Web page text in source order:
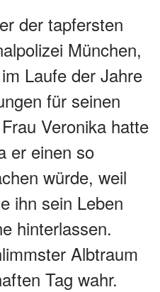
der tapfersten
München,
Laufe der Jahre
für seinen
Veronika hatte
er einen so
würde, weil
ihn sein Leben
hinterlassen.
Albtraum
Tag wahr.